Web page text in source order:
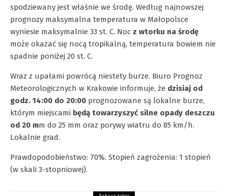
spodziewany jest właśnie we środę. Według najnowszej
prognozy maksymalna temperatura w Małopolsce
wyniesie maksymalnie 33 st. C. Noc z wtorku na środę
może okazać się nocą tropikalną, temperatura bowiem nie
spadnie poniżej 20 st. C.
Wraz z upałami powrócą niestety burze. Biuro Prognoz
Meteorologicznych w Krakowie informuje, że dzisiaj od
godz. 14:00 do 20:00 prognozowane są lokalne burze,
którym miejscami będą towarzyszyć silne opady deszczu
od 20 mm do 25 mm oraz porywy wiatru do 85 km/h.
Lokalnie grad.
Prawdopodobieństwo: 70%. Stopień zagrożenia: 1 stopień
(w skali 3-stopniowej).